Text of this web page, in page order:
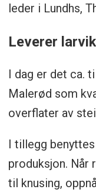
leder i Lundhs,
Leverer
I dag er det ca.
Malerød som
overflater av
I tillegg
produksjon. Når
til knusing,